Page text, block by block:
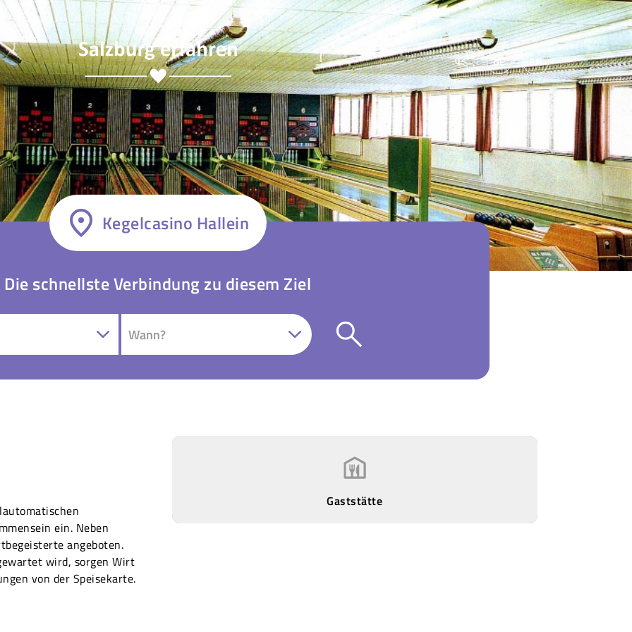
DE EN
Kegelcasino Hallein
Die schnellste Verbindung zu diesem Ziel
ein. Neben
angeboten.
wird, sorgen Wirt
von der Speisekarte.
Gaststätte